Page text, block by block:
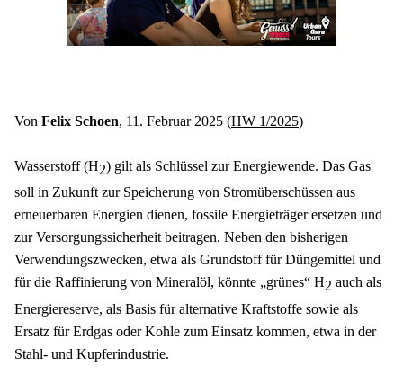
Von Felix Schoen, 11. Februar 2025 (HW 1/2025)
Wasserstoff (H2) gilt als Schlüssel zur Energiewende. Das Gas
soll in Zukunft zur Speicherung von Stromüberschüssen aus
erneuerbaren Energien dienen, fossile Energieträger ersetzen und
zur Versorgungssicherheit beitragen. Neben den bisherigen
Verwendungszwecken, etwa als Grundstoff für Düngemittel und
für die Raffinierung von Mineralöl, könnte „grünes“ H2 auch als
Energiereserve, als Basis für alternative Kraftstoffe sowie als
Ersatz für Erdgas oder Kohle zum Einsatz kommen, etwa in der
Stahl- und Kupferindustrie.